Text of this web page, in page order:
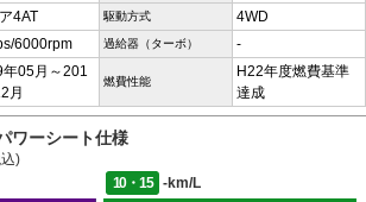
4AT 駆動方式 4WD
6000rpm 過給器（ターボ） -
05月～201
月
燃費性能
H22年度燃費基準
達成
ワーシート仕様
)
10・15
-km/L